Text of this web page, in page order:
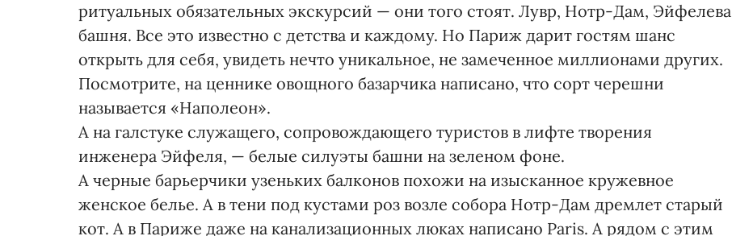
ритуальных обязательных экскурсий — они того стоят. Лувр, Нотр-Дам, Эйфелева
башня. Все это известно с детства и каждому. Но Париж дарит гостям шанс
открыть для себя, увидеть нечто уникальное, не замеченное миллионами других.
Посмотрите, на ценнике овощного базарчика написано, что сорт черешни
называется «Наполеон».
А на галстуке служащего, сопровождающего туристов в лифте творения
инженера Эйфеля, — белые силуэты башни на зеленом фоне.
А черные барьерчики узеньких балконов похожи на изысканное кружевное
женское белье. А в тени под кустами роз возле собора Нотр-Дам дремлет старый
кот. А в Париже даже на канализационных люках написано Paris. А рядом с этим